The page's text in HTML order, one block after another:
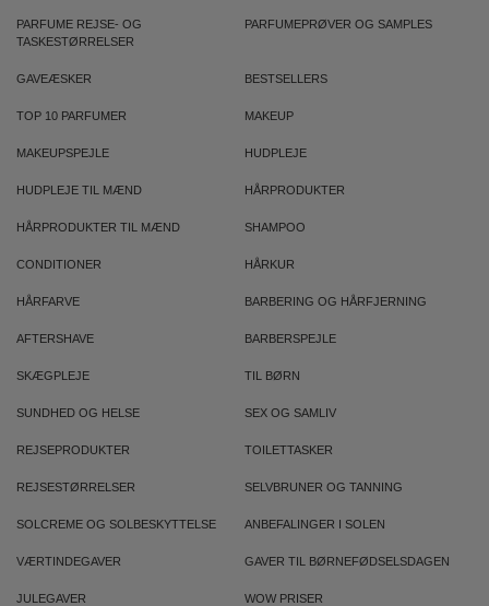
PARFUME REJSE- OG
TASKESTØRRELSER
PARFUMEPRØVER OG SAMPLES
GAVEÆSKER BESTSELLERS
TOP 10 PARFUMER MAKEUP
MAKEUPSPEJLE HUDPLEJE
HUDPLEJE TIL MÆND HÅRPRODUKTER
HÅRPRODUKTER TIL MÆND SHAMPOO
CONDITIONER HÅRKUR
HÅRFARVE BARBERING OG HÅRFJERNING
AFTERSHAVE BARBERSPEJLE
SKÆGPLEJE TIL BØRN
SUNDHED OG HELSE SEX OG SAMLIV
REJSEPRODUKTER TOILETTASKER
REJSESTØRRELSER SELVBRUNER OG TANNING
SOLCREME OG SOLBESKYTTELSE ANBEFALINGER I SOLEN
VÆRTINDEGAVER GAVER TIL BØRNEFØDSELSDAGEN
JULEGAVER WOW PRISER